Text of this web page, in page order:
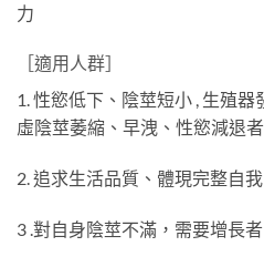
力
［適用人群］
1. 性慾低下、陰莖短小 , 生殖
虛陰莖萎縮、早洩、性慾減退者
2. 追求生活品質、體現完整自
3 .對自身陰莖不滿，需要增長者